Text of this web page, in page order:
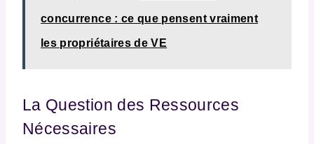
concurrence : ce que pensent vraiment
les propriétaires de VE
La Question des Ressources
Nécessaires